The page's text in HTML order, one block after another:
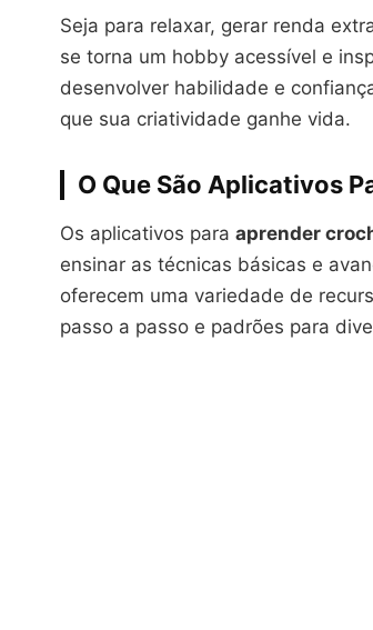
Seja para relaxar, gerar renda
se torna um hobby acessível e
desenvolver habilidade e
que sua criatividade ganhe vida.
O Que São Aplicativos
Os aplicativos para aprender
ensinar as técnicas básicas e
oferecem uma variedade de
passo a passo e padrões para